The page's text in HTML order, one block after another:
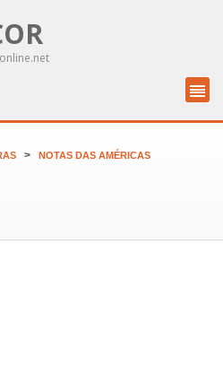
> NOTAS DAS AMÉRICAS